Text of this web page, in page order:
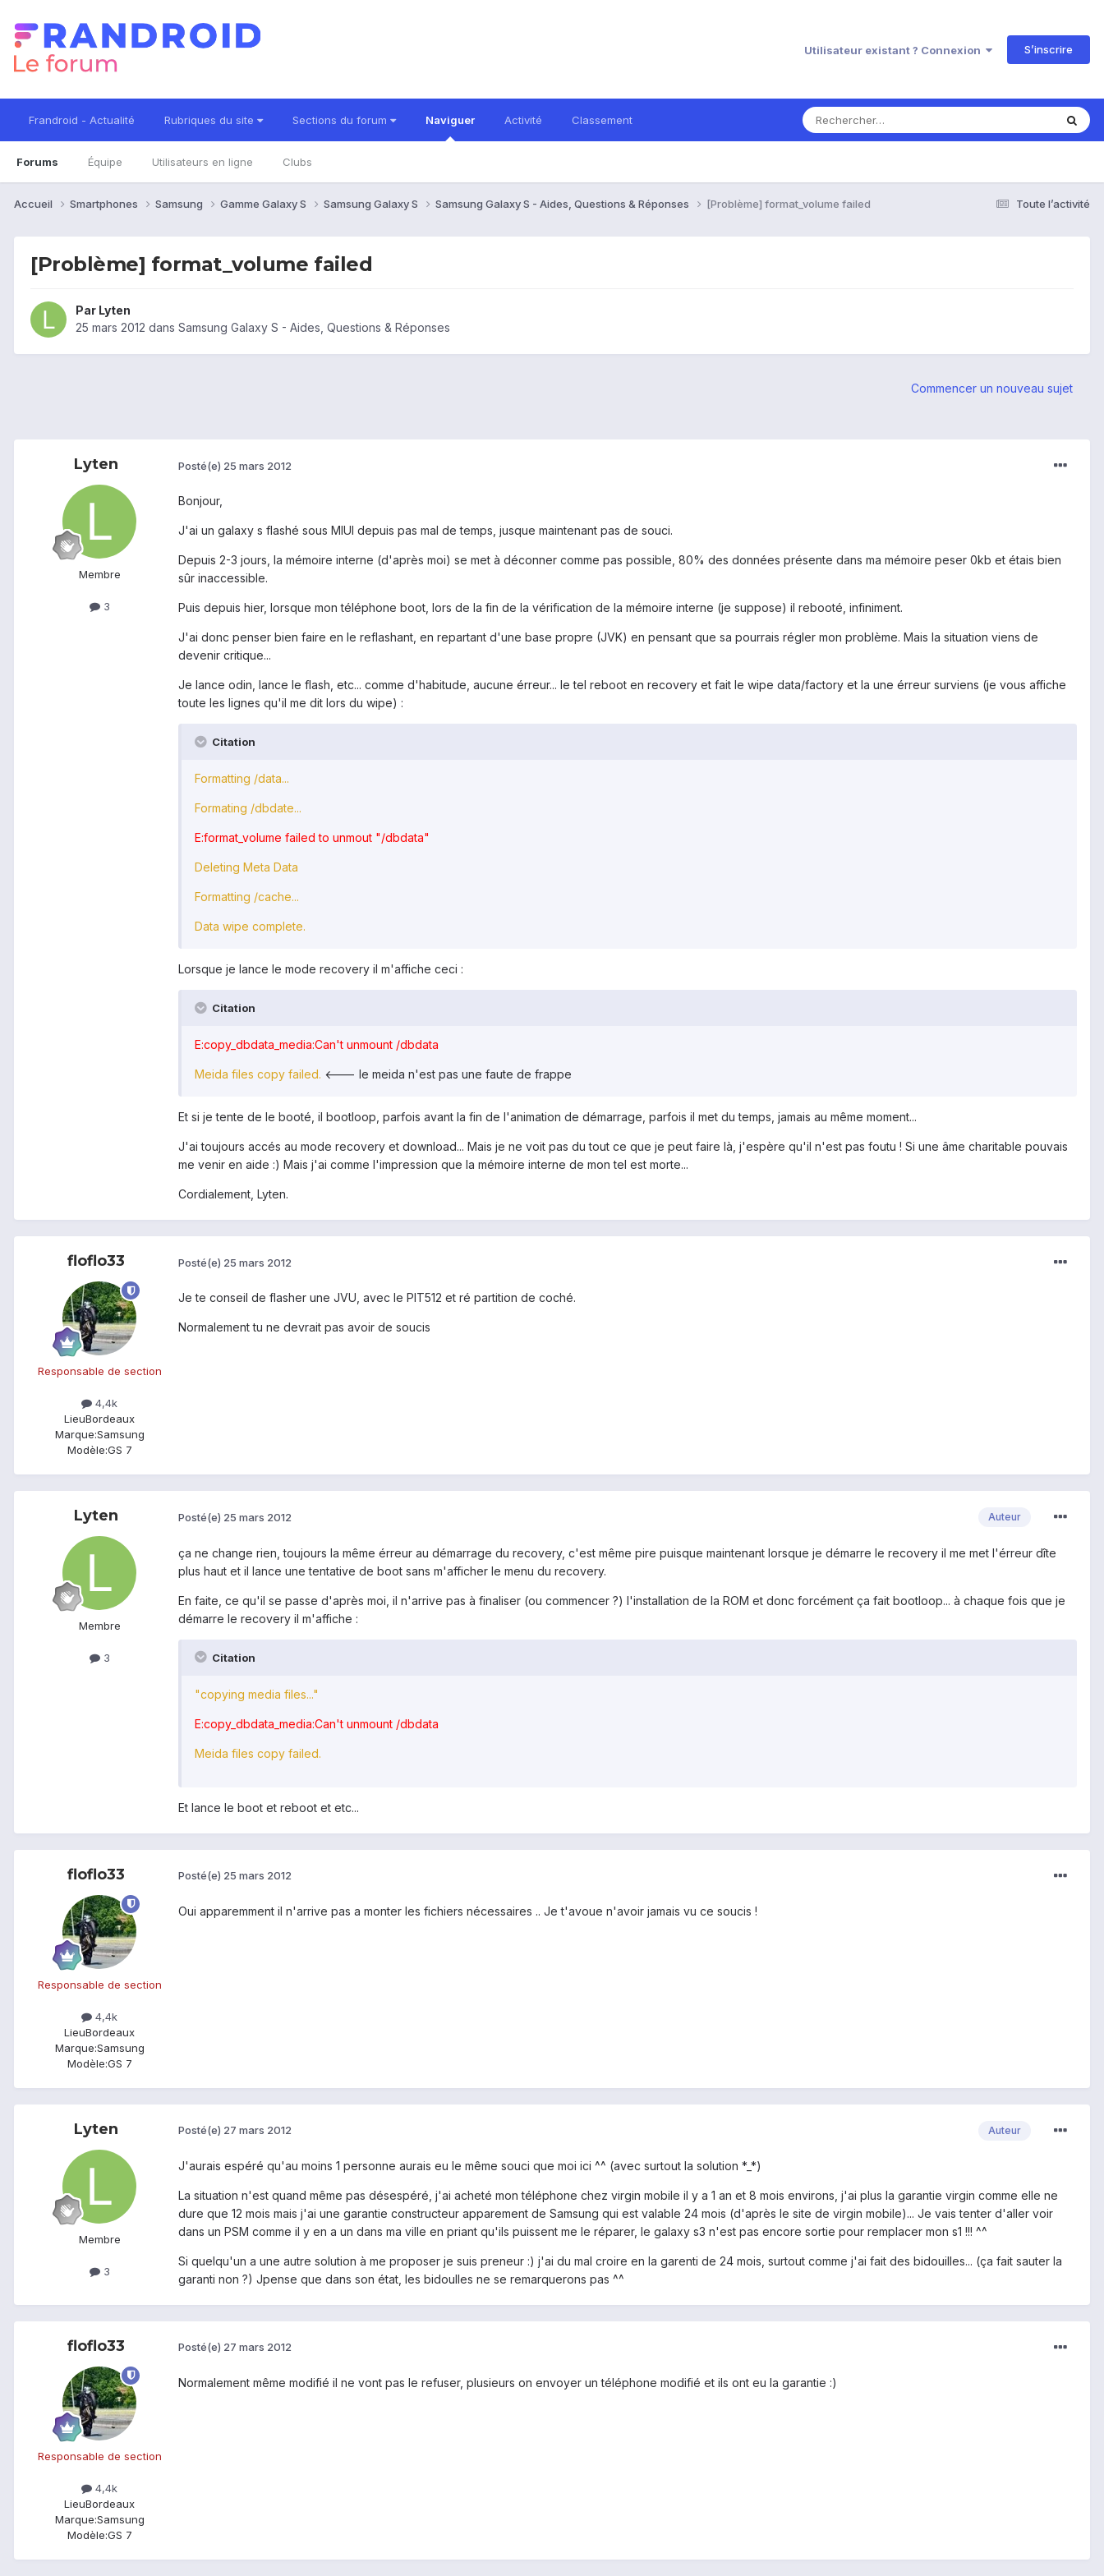
Utilisateur existant ? Connexion S’inscrire
Frandroid - Actualité Rubriques du site Sections du forum Naviguer
Forums Équipe Utilisateurs en ligne Clubs
Activité Classement
Toute l’activité
Accueil Smartphones Samsung Gamme Galaxy S Samsung Galaxy S Samsung Galaxy S - Aides, Questions & Réponses [Problème] format_volume failed
[Problème] format_volume failed
Par Lyten
25 mars 2012 dans Samsung Galaxy S - Aides, Questions & Réponses
Commencer un nouveau sujet
Lyten
Membre
3
Posté(e) 25 mars 2012
Bonjour,
J'ai un galaxy s flashé sous MIUI depuis pas mal de temps, jusque maintenant pas de souci.
Depuis 2-3 jours, la mémoire interne (d'après moi) se met à déconner comme pas possible, 80% des données présente dans ma mémoire peser 0kb et étais bien
sûr inaccessible.
Puis depuis hier, lorsque mon téléphone boot, lors de la fin de la vérification de la mémoire interne (je suppose) il rebooté, infiniment.
J'ai donc penser bien faire en le reflashant, en repartant d'une base propre (JVK) en pensant que sa pourrais régler mon problème. Mais la situation viens de
devenir critique...
Je lance odin, lance le flash, etc... comme d'habitude, aucune érreur... le tel reboot en recovery et fait le wipe data/factory et la une érreur surviens (je vous affiche
toute les lignes qu'il me dit lors du wipe) :
Citation
Formatting /data...
Formating /dbdate...
E:format_volume failed to unmout "/dbdata"
Deleting Meta Data
Formatting /cache...
Data wipe complete.
Lorsque je lance le mode recovery il m'affiche ceci :
Citation
E:copy_dbdata_media:Can't unmount /dbdata
Meida files copy failed. <--- le meida n'est pas une faute de frappe
Et si je tente de le booté, il bootloop, parfois avant la fin de l'animation de démarrage, parfois il met du temps, jamais au même moment...
J'ai toujours accés au mode recovery et download... Mais je ne voit pas du tout ce que je peut faire là, j'espère qu'il n'est pas foutu ! Si une âme charitable pouvais
me venir en aide :) Mais j'ai comme l'impression que la mémoire interne de mon tel est morte...
Cordialement, Lyten.
floflo33
Responsable de section
4,4k
LieuBordeaux
Marque:Samsung
Modèle:GS 7
Posté(e) 25 mars 2012
Je te conseil de flasher une JVU, avec le PIT512 et ré partition de coché.
Normalement tu ne devrait pas avoir de soucis
Lyten
Membre
3
Auteur
Posté(e) 25 mars 2012
ça ne change rien, toujours la même érreur au démarrage du recovery, c'est même pire puisque maintenant lorsque je démarre le recovery il me met l'érreur dîte
plus haut et il lance une tentative de boot sans m'afficher le menu du recovery.
En faite, ce qu'il se passe d'après moi, il n'arrive pas à finaliser (ou commencer ?) l'installation de la ROM et donc forcément ça fait bootloop... à chaque fois que je
démarre le recovery il m'affiche :
Citation
"copying media files..."
E:copy_dbdata_media:Can't unmount /dbdata
Meida files copy failed.
Et lance le boot et reboot et etc...
floflo33
Responsable de section
4,4k
LieuBordeaux
Marque:Samsung
Modèle:GS 7
Posté(e) 25 mars 2012
Oui apparemment il n'arrive pas a monter les fichiers nécessaires .. Je t'avoue n'avoir jamais vu ce soucis !
Lyten
Membre
3
Auteur
Posté(e) 27 mars 2012
J'aurais espéré qu'au moins 1 personne aurais eu le même souci que moi ici ^^ (avec surtout la solution *_*)
La situation n'est quand même pas désespéré, j'ai acheté mon téléphone chez virgin mobile il y a 1 an et 8 mois environs, j'ai plus la garantie virgin comme elle ne
dure que 12 mois mais j'ai une garantie constructeur apparement de Samsung qui est valable 24 mois (d'après le site de virgin mobile)... Je vais tenter d'aller voir
dans un PSM comme il y en a un dans ma ville en priant qu'ils puissent me le réparer, le galaxy s3 n'est pas encore sortie pour remplacer mon s1 !!! ^^
Si quelqu'un a une autre solution à me proposer je suis preneur :) j'ai du mal croire en la garenti de 24 mois, surtout comme j'ai fait des bidouilles... (ça fait sauter la
garanti non ?) Jpense que dans son état, les bidoulles ne se remarquerons pas ^^
floflo33
Responsable de section
4,4k
LieuBordeaux
Marque:Samsung
Modèle:GS 7
Posté(e) 27 mars 2012
Normalement même modifié il ne vont pas le refuser, plusieurs on envoyer un téléphone modifié et ils ont eu la garantie :)